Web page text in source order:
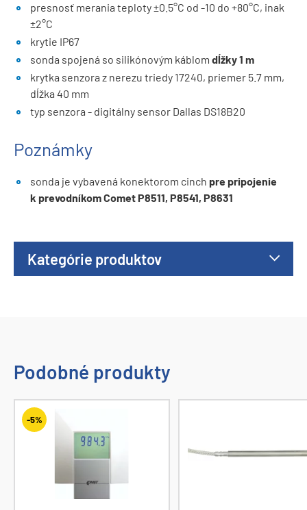
Kategórie produktov
presnosť merania teploty ±0.5°C od -10 do +80°C, inak
±2°C
krytie IP67
sonda spojená so silikónovým káblom dĺžky 1 m
krytka senzora z nerezu triedy 17240, priemer 5.7 mm,
dĺžka 40 mm
typ senzora - digitálny sensor Dallas DS18B20
Poznámky
sonda je vybavená konektorom cinch pre pripojenie
k prevodníkom Comet P8511, P8541, P8631
Podobné produkty
-5%